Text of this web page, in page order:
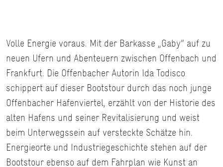
Volle Energie voraus. Mit der Barkasse „Gaby“ auf zu
neuen Ufern und Abenteuern zwischen Offenbach und
Frankfurt. Die Offenbacher Autorin Ida Todisco
schippert auf dieser Bootstour durch das noch junge
Offenbacher Hafenviertel, erzählt von der Historie des
alten Hafens und seiner Revitalisierung und weist
beim Unterwegssein auf versteckte Schätze hin.
Energieorte und Industriegeschichte stehen auf der
Bootstour ebenso auf dem Fahrplan wie Kunst an